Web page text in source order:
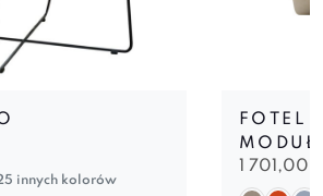
innych kolorów
FOTEL
1 701,00